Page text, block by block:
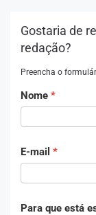
Gostaria de
redação?
Preencha o
Nome
E-mail
Para que está